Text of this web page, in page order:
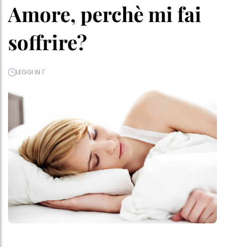
Amore, perchè mi fai
soffrire?
LEGGI IN 1'